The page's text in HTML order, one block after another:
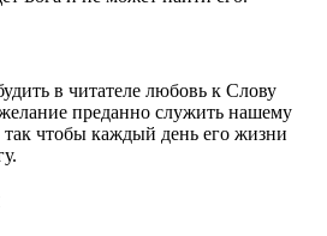
в читателе любовь к Слову
преданно служить нашему
чтобы каждый день его жизни